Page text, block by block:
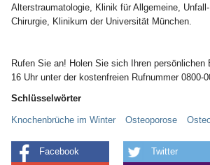
Alterstraumatologie, Klinik für Allgemeine,
Chirurgie, Klinikum der Universität München.
Rufen Sie an! Holen Sie sich Ihren persönlichen
16 Uhr unter der kostenfreien Rufnummer 0800-
Schlüsselwörter
Knochenbrüche im Winter Osteoporose
Facebook
Twitter